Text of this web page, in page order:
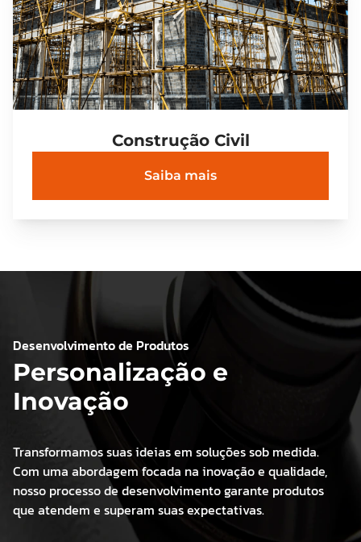
Construção Civil
Saiba mais
Desenvolvimento de Produtos
Personalização e
Inovação
Transformamos suas ideias em soluções sob medida.
Com uma abordagem focada na inovação e qualidade,
nosso processo de desenvolvimento garante produtos
que atendem e superam suas expectativas.